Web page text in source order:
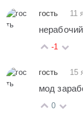
гость 11
-1
гость 15
мод
0